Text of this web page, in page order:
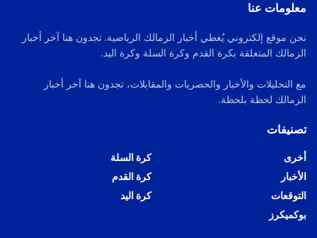
معلومات عنا
نحن موقع إلكتروني يُغطي أخبار الزمالك الرياضية. تجدون هنا آخر أخبار
الزمالك المتعلقة بكرة القدم وكرة السلة وكرة اليد.
مع التحليلات والأخبار والحصريات والمقابلات، تجدون هنا آخر أخبار
الزمالك لحظة بلحظة.
تصنيفات
أخرى
الأخبار
التوقعات
بوكميكرز
كرة السلة
كرة القدم
كرة اليد